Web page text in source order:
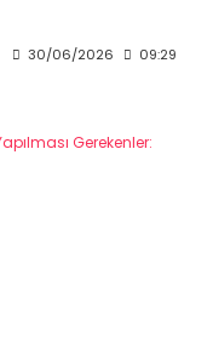
30/06/2026 09:29